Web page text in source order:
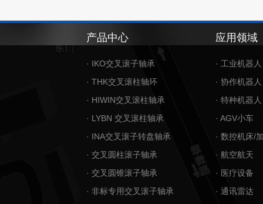
产品中心
· IKO交叉滚子轴承
· THK交叉滚柱轴环
· HIWIN交叉滚柱轴承
· LYBN 交叉滚柱轴承
· INA交叉滚子转盘轴承
· 交叉圆柱滚子轴承
· 交叉圆锥滚子轴承
· 非标专用交叉滚子轴承
应用领域
· 工业机器人
· 协作机器人
· 特种机器人
· AGV小车
· 数控机床/
· 航空航天
· 医疗设备
· 通讯雷达